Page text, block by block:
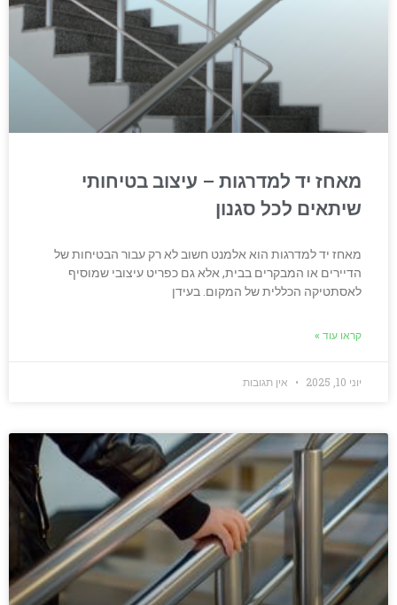
מאחז יד למדרגות – עיצוב בטיחותי
שיתאים לכל סגנון
מאחז יד למדרגות הוא אלמנט חשוב לא רק עבור הבטיחות של
הדיירים או המבקרים בבית, אלא גם כפריט עיצובי שמוסיף
לאסתטיקה הכללית של המקום. בעידן
קראו עוד »
אין תגובות